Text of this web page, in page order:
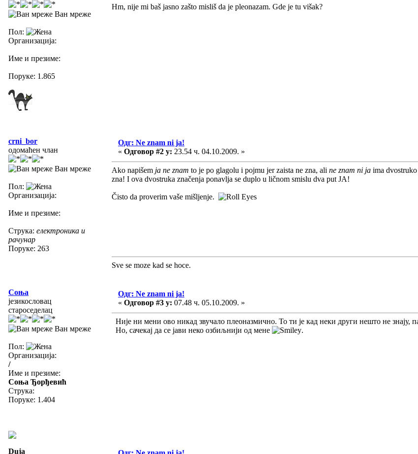
Ван мреже
Пол:
Организација:
Име и презиме:
Поруке: 1.865
Hm, nije mi baš jasno zašto misliš da je pleonazam. Gde je tu višak?
crni_bor
одомаћен члан
Ван мреже
Пол:
Организација:
Име и презиме:
Струка: електроника и
рачунар
Поруке: 263
Одг: Ne znam ni ja!
« Одговор #2 у: 23.54 ч. 04.10.2009. »
Ako napišem ja ne znam to je po glagolu i pojmu jer zaista ne zna, ali ne znam ni ja ima
zna! I ova dvostruka značenja ponavlja se duplo u ličnom smislu dva put JA!
Čisto da proverim vaše mišljenje.
Sve se moze kad se hoce.
Соња
језикословац
староседелац
Ван мреже
Пол:
Организација:
/
Име и презиме:
Соња Ђорђевић
Струка:
Поруке: 1.404
Одг: Ne znam ni ja!
« Одговор #3 у: 07.48 ч. 05.10.2009. »
Није ни мени ово никад звучало плеоназмично. То ти је кад неки други нешто не знају,
Но, сачекај да се јави неко озбиљнији од мене
.
Duja